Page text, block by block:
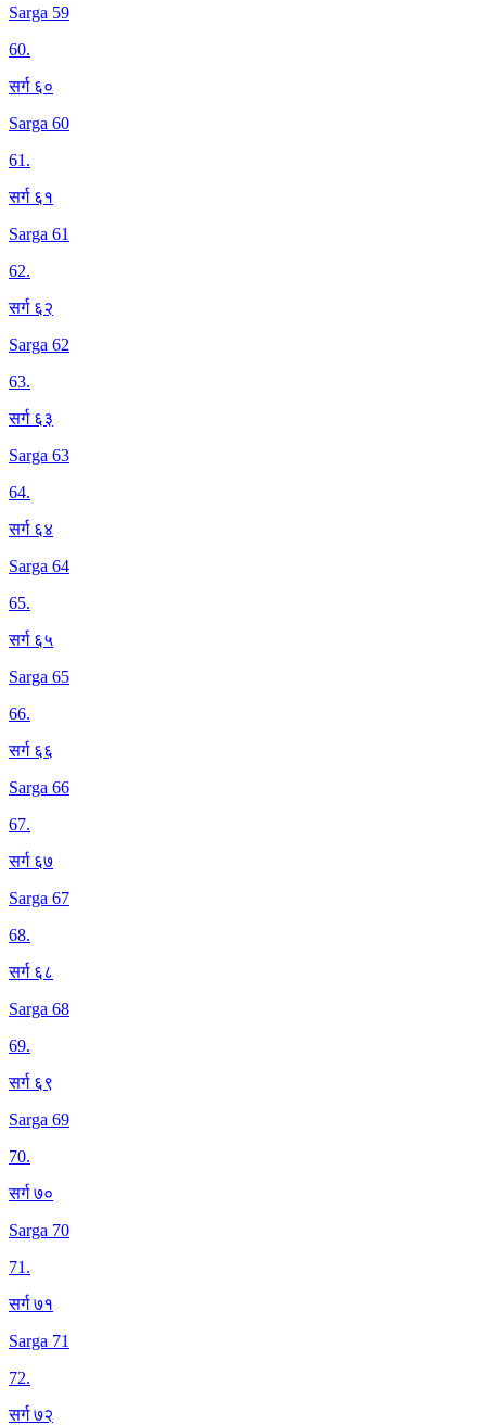
Sarga 59
60.
सर्ग ६०
Sarga 60
61.
सर्ग ६१
Sarga 61
62.
सर्ग ६२
Sarga 62
63.
सर्ग ६३
Sarga 63
64.
सर्ग ६४
Sarga 64
65.
सर्ग ६५
Sarga 65
66.
सर्ग ६६
Sarga 66
67.
सर्ग ६७
Sarga 67
68.
सर्ग ६८
Sarga 68
69.
सर्ग ६९
Sarga 69
70.
सर्ग ७०
Sarga 70
71.
सर्ग ७१
Sarga 71
72.
सर्ग ७२